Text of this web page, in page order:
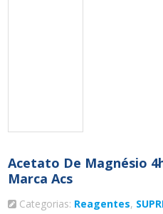
Acetato De Magnésio
Marca Acs
Categorias: Reagentes,